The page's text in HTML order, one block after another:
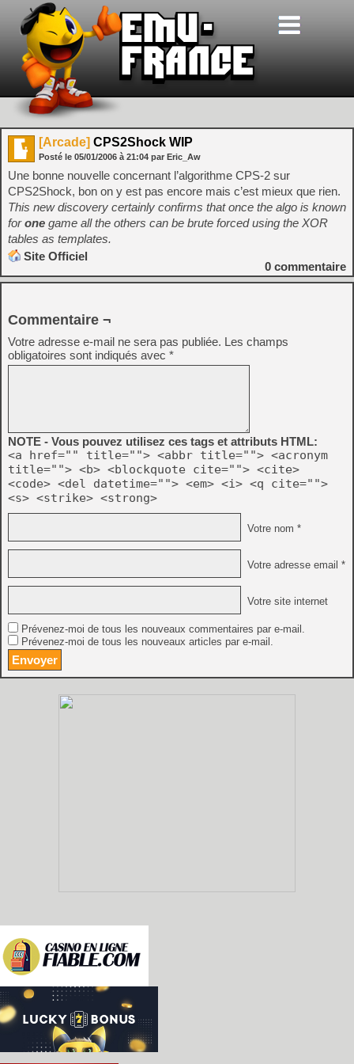
[Arcade] CPS2Shock WIP
Posté le 05/01/2006 à 21:04 par Eric_Aw
Une bonne nouvelle concernant l’algorithme CPS-2 sur
CPS2Shock, bon on y est pas encore mais c’est mieux que rien.
This new discovery certainly confirms that once the algo is known
forone game all the others can be brute forced using the XOR
tables as templates.
Site Officiel
0 commentaire
Commentaire ¬
Votre adresse e-mail ne sera pas publiée. Les champs
obligatoires sont indiqués avec *
NOTE - Vous pouvez utilisez ces tags et attributs HTML:
<a href="" title=""> <abbr title=""> <acronym
title=""> <b> <blockquote cite=""> <cite>
<code> <del datetime=""> <em> <i> <q cite="">
<s> <strike> <strong>
Votre nom *
Votre adresse email *
Votre site internet
Prévenez-moi de tous les nouveaux commentaires par e-mail.
Prévenez-moi de tous les nouveaux articles par e-mail.